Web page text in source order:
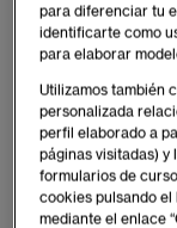
EAE Business
sector textil en
para diferenciar tu
identificarte como
para elaborar
Utilizamos también
personalizada
perfil elaborado a
páginas visitadas) y
formularios de
cookies pulsando
mediante el enlace